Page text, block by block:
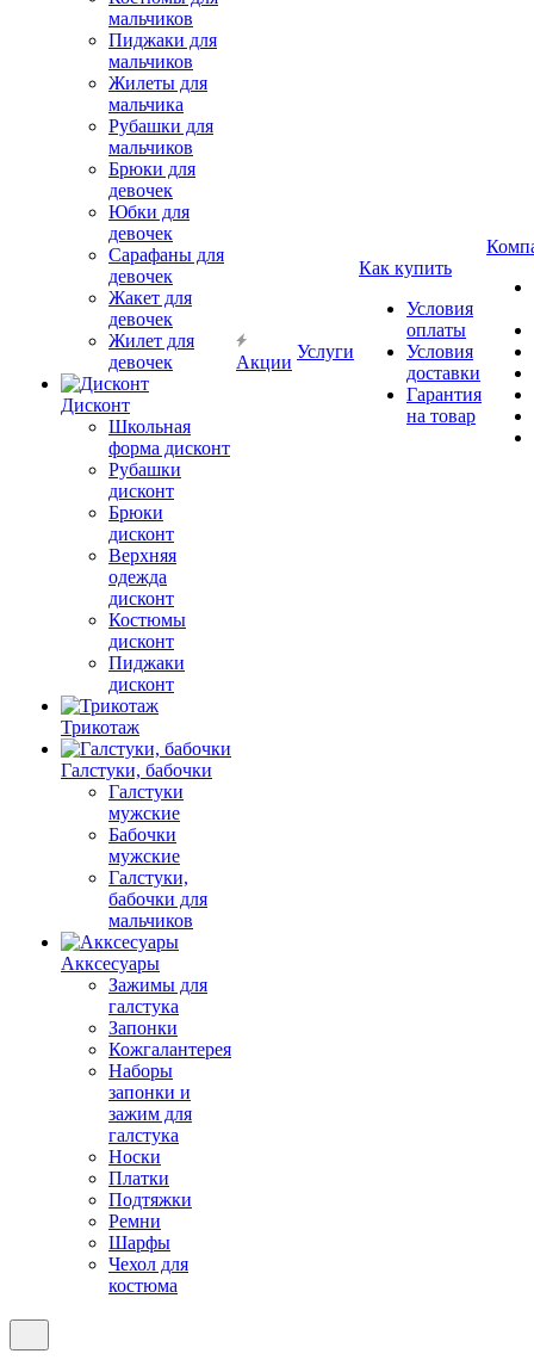
мальчиков
Пиджаки для
мальчиков
Жилеты для
мальчика
Рубашки для
мальчиков
Брюки для
девочек
Юбки для
девочек
Сарафаны для
девочек
Жакет для
девочек
Жилет для
девочек
Дисконт
Школьная
форма дисконт
Рубашки
дисконт
Брюки
дисконт
Верхняя
одежда
дисконт
Костюмы
дисконт
Пиджаки
дисконт
Трикотаж
Галстуки, бабочки
Галстуки
мужские
Бабочки
мужские
Галстуки,
бабочки для
мальчиков
Акксесуары
Зажимы для
галстука
Запонки
Кожгалантерея
Наборы
запонки и
зажим для
галстука
Носки
Платки
Подтяжки
Ремни
Шарфы
Чехол для
костюма
Акции
Услуги
Как купить
Условия
оплаты
Условия
доставки
Гарантия
на товар